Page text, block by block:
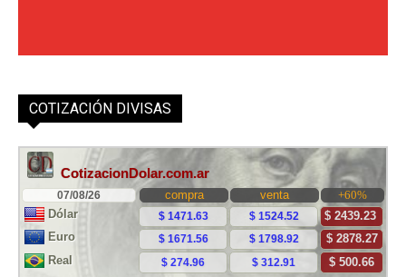
COTIZACIÓN DIVISAS